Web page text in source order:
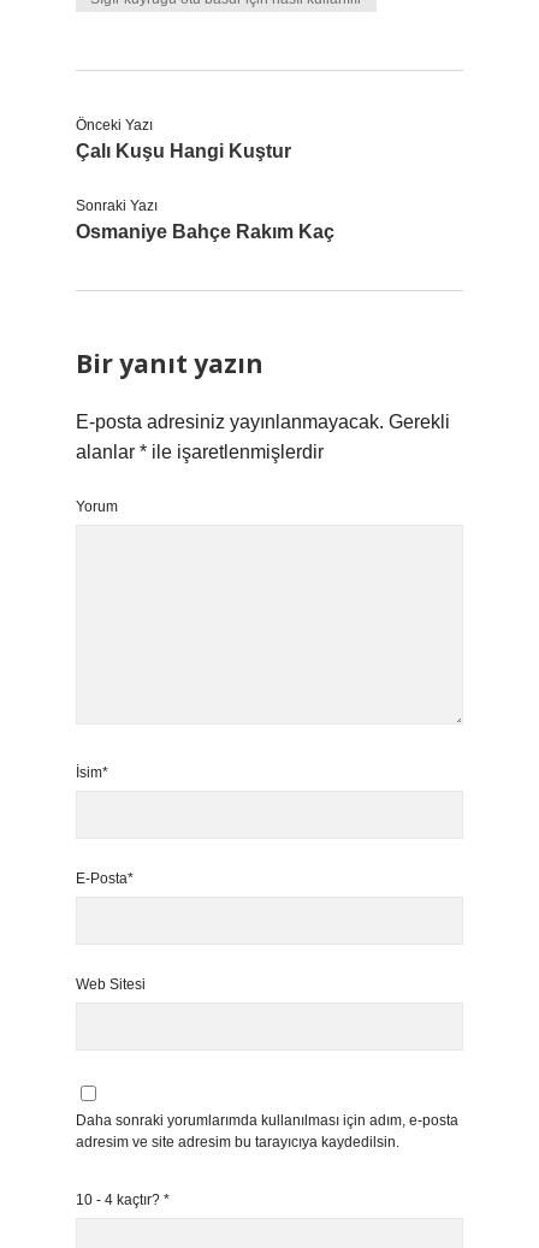
Önceki Yazı
Çalı Kuşu Hangi Kuştur
Sonraki Yazı
Osmaniye Bahçe Rakım Kaç
Bir yanıt yazın
E-posta adresiniz yayınlanmayacak. Gerekli
alanlar * ile işaretlenmişlerdir
Yorum
İsim*
E-Posta*
Web Sitesi
Daha sonraki yorumlarımda kullanılması için adım, e-posta
adresim ve site adresim bu tarayıcıya kaydedilsin.
10 - 4 kaçtır? *